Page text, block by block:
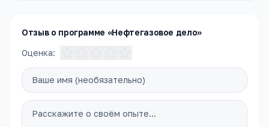
программы, расписание и условия поступления.
Отзыв о программе «Нефтегазовое дело»
Оценка: